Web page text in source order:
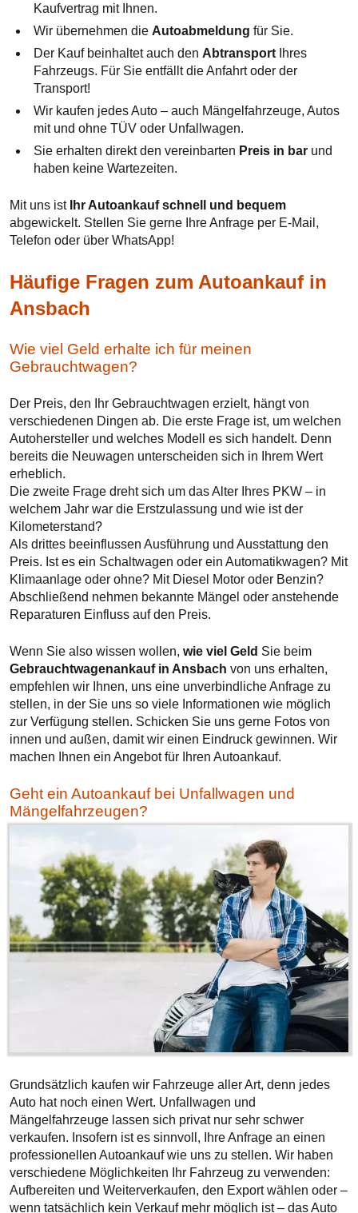
Kaufvertrag mit Ihnen.
Wir übernehmen die Autoabmeldung für Sie.
Der Kauf beinhaltet auch den Abtransport Ihres
Fahrzeugs. Für Sie entfällt die Anfahrt oder der
Transport!
Wir kaufen jedes Auto – auch Mängelfahrzeuge, Autos
mit und ohne TÜV oder Unfallwagen.
Sie erhalten direkt den vereinbarten Preis in bar und
haben keine Wartezeiten.
Mit uns ist Ihr Autoankauf schnell und bequem
abgewickelt. Stellen Sie gerne Ihre Anfrage per E-Mail,
Telefon oder über WhatsApp!
Häufige Fragen zum Autoankauf in
Ansbach
Wie viel Geld erhalte ich für meinen
Gebrauchtwagen?
Der Preis, den Ihr Gebrauchtwagen erzielt, hängt von
verschiedenen Dingen ab. Die erste Frage ist, um welchen
Autohersteller und welches Modell es sich handelt. Denn
bereits die Neuwagen unterscheiden sich in Ihrem Wert
erheblich.
Die zweite Frage dreht sich um das Alter Ihres PKW – in
welchem Jahr war die Erstzulassung und wie ist der
Kilometerstand?
Als drittes beeinflussen Ausführung und Ausstattung den
Preis. Ist es ein Schaltwagen oder ein Automatikwagen? Mit
Klimaanlage oder ohne? Mit Diesel Motor oder Benzin?
Abschließend nehmen bekannte Mängel oder anstehende
Reparaturen Einfluss auf den Preis.
Wenn Sie also wissen wollen, wie viel Geld Sie beim
Gebrauchtwagenankauf in Ansbach von uns erhalten,
empfehlen wir Ihnen, uns eine unverbindliche Anfrage zu
stellen, in der Sie uns so viele Informationen wie möglich
zur Verfügung stellen. Schicken Sie uns gerne Fotos von
innen und außen, damit wir einen Eindruck gewinnen. Wir
machen Ihnen ein Angebot für Ihren Autoankauf.
Geht ein Autoankauf bei Unfallwagen und
Mängelfahrzeugen?
Grundsätzlich kaufen wir Fahrzeuge aller Art, denn jedes
Auto hat noch einen Wert. Unfallwagen und
Mängelfahrzeuge lassen sich privat nur sehr schwer
verkaufen. Insofern ist es sinnvoll, Ihre Anfrage an einen
professionellen Autoankauf wie uns zu stellen. Wir haben
verschiedene Möglichkeiten Ihr Fahrzeug zu verwenden:
Aufbereiten und Weiterverkaufen, den Export wählen oder –
wenn tatsächlich kein Verkauf mehr möglich ist – das Auto